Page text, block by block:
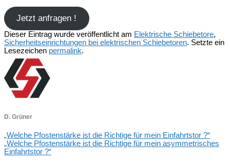
Jetzt anfragen !
Dieser Eintrag wurde veröffentlicht am Elektrische Schiebetore,
Sicherheitseinrichtungen bei elektrischen Schiebetoren. Setzte ein
Lesezeichen permalink.
D. Grüner
„Welche Pfostenstärke ist die Richtige für mein Einfahrtstor ?“
„Welche Pfostenstärke ist die Richtige für mein asymmetrisches
Einfahrtstor ?“